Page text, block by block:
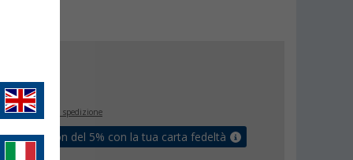
+ Spese di spedizione
un coupon del 5% con la tua carta fedeltà